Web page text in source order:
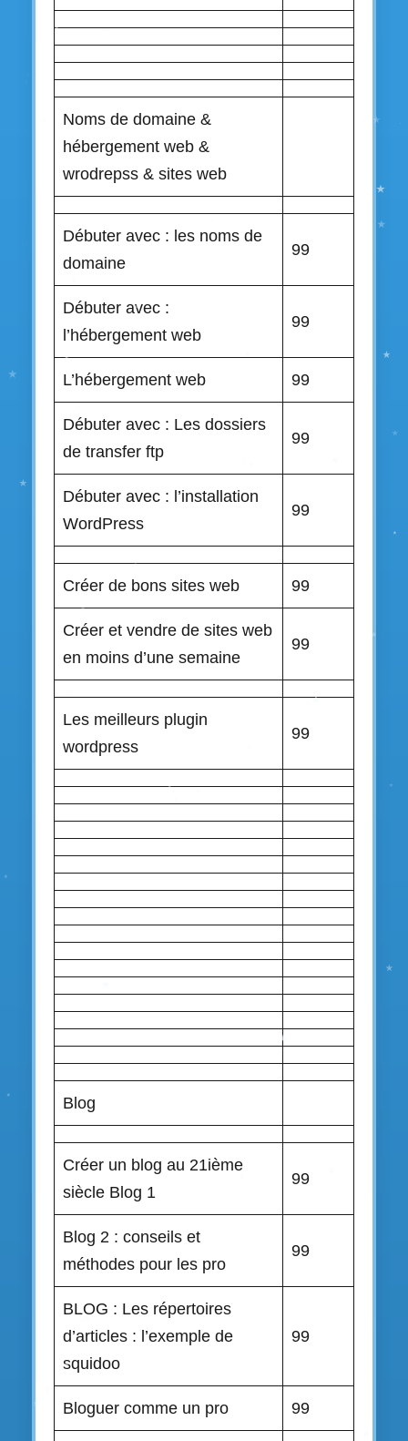
Noms de domaine &
hébergement web &
wrodrepss & sites web
Débuter avec : les noms de
domaine
99
Débuter avec :
l’hébergement web
99
L’hébergement web 99
Débuter avec : Les dossiers
de transfer ftp
99
Débuter avec : l’installation
WordPress
99
Créer de bons sites web 99
Créer et vendre de sites web
en moins d’une semaine
99
Les meilleurs plugin
wordpress
99
Blog
Créer un blog au 21ième
siècle Blog 1
99
Blog 2 : conseils et
méthodes pour les pro
99
BLOG : Les répertoires
d’articles : l’exemple de
squidoo
99
Bloguer comme un pro 99